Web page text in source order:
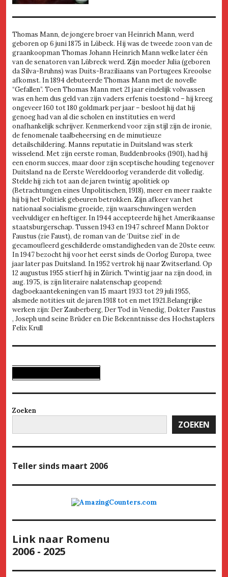
Thomas Mann, de jongere broer van Heinrich Mann, werd
geboren op 6 juni 1875 in Lübeck. Hij was de tweede zoon van de
graankoopman Thomas Johann Heinrich Mann welke later één
van de senatoren van Lübreck werd. Zijn moeder Julia (geboren
da Silva-Bruhns) was Duits-Braziliaans van Portugees Kreoolse
afkomst. In 1894 debuteerde Thomas Mann met de novelle
“Gefallen”. Toen Thomas Mann met 21 jaar eindelijk volwassen
was en hem dus geld van zijn vaders erfenis toestond – hij kreeg
ongeveer 160 tot 180 goldmark per jaar – besloot hij dat hij
genoeg had van al die scholen en instituties en werd
onafhankelijk schrijver. Kenmerkend voor zijn stijl zijn de ironie,
de fenomenale taalbeheersing en de minutieuze
detailschildering. Manns reputatie in Duitsland was sterk
wisselend. Met zijn eerste roman, Buddenbrooks (1901), had hij
een enorm succes, maar door zijn sceptische houding tegenover
Duitsland na de Eerste Wereldoorlog veranderde dit volledig.
Stelde hij zich tot aan de jaren twintig apolitiek op
(Betrachtungen eines Unpolitischen, 1918), meer en meer raakte
hij bij het Politiek gebeuren betrokken. Zijn afkeer van het
nationaal socialisme groeide, zijn waarschuwingen werden
veelvuldiger en heftiger. In 1944 accepteerde hij het Amerikaanse
staatsburgerschap. Tussen 1943 en 1947 schreef Mann Doktor
Faustus (zie Faust), de roman van de ‘Duitse ziel’ in de
gecamoufleerd geschilderde omstandigheden van de 20ste eeuw.
In 1947 bezocht hij voor het eerst sinds de Oorlog Europa, twee
jaar later pas Duitsland. In 1952 vertrok hij naar Zwitserland. Op
12 augustus 1955 stierf hij in Zürich. Twintig jaar na zijn dood, in
aug. 1975, is zijn literaire nalatenschap geopend:
dagboekaantekeningen van 15 maart 1933 tot 29 juli 1955,
alsmede notities uit de jaren 1918 tot en met 1921.Belangrijke
werken zijn: Der Zauberberg, Der Tod in Venedig, Dokter Faustus
, Joseph und seine Brüder en Die Bekenntnisse des Hochstaplers
Felix Krull
Zoeken
ZOEKEN
Teller sinds maart 2006
Link naar Romenu
2006 - 2025